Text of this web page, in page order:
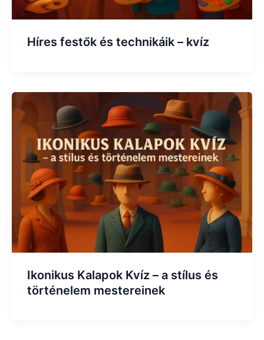
Híres festők és technikáik – kvíz
Ikonikus Kalapok Kvíz – a stílus és
történelem mestereinek